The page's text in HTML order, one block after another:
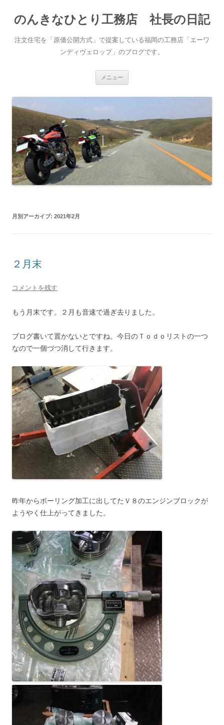
テ
ン
へ
ス
のんきなひとり工務店 社長の日記
注文住宅を「原価公開方式」で提案している福岡の工務店「エーワ
ンディヴェロップ」のブログです。
メニュー
月別アーカイブ: 2021年2月
２月末
コメントを残す
もう月末です。２月も音速で過ぎ去りました。
ブログ書いて置かないとですね。今日のＴｏｄｏリストの一つ
なので一個づつ消して行きます。
昨年からボーリング加工に出してたＶ８のエンジンブロックが
ようやく仕上がってきました。